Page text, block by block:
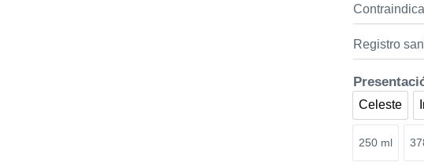
Registro
Celeste
250 ml